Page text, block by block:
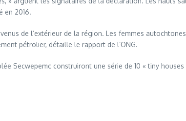
en 2016.
de l’extérieur de la région. Les femmes
pétrolier, détaille le rapport de l’ONG.
Secwepemc construiront une série de 10 « tiny